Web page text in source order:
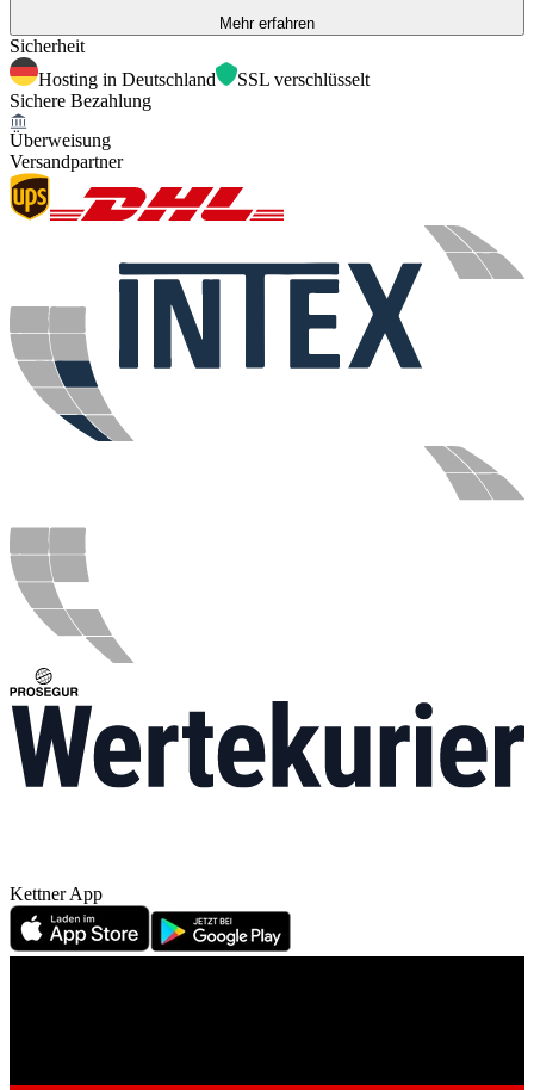
Mehr erfahren
Sicherheit
Hosting in Deutschland
SSL verschlüsselt
Sichere Bezahlung
Überweisung
Versandpartner
Kettner App